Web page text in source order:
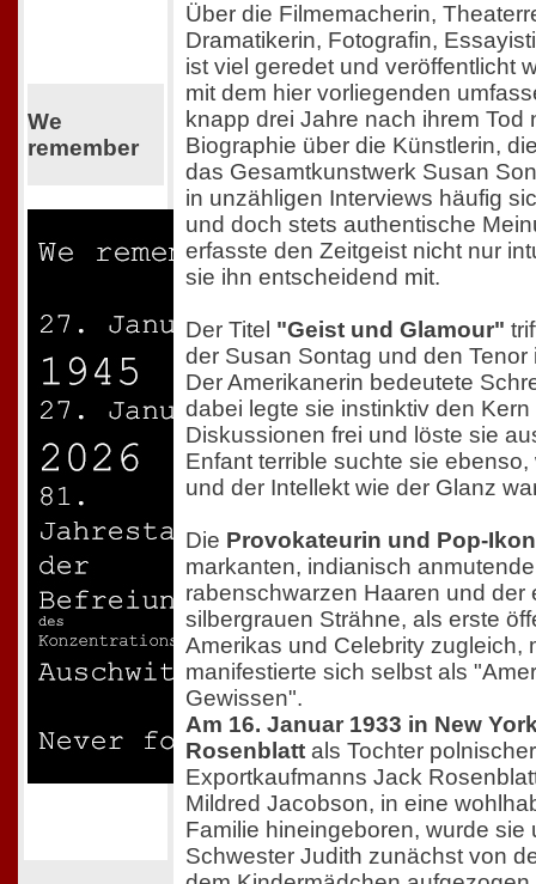
We
remember
Über die Filmemacherin,
Dramatikerin, Fotografin,
ist viel geredet und veröffentlicht
mit dem hier vorliegenden
knapp drei Jahre nach ihrem Tod
Biographie über die Künstlerin,
das Gesamtkunstwerk Susan
in unzähligen Interviews häufig
und doch stets authentische
erfasste den Zeitgeist nicht nur
sie ihn entscheidend mit.
Der Titel "Geist und Glamour"
der Susan Sontag und den
Der Amerikanerin bedeutete
dabei legte sie instinktiv den
Diskussionen frei und löste sie
Enfant terrible suchte sie
und der Intellekt wie der Glanz
Die Provokateurin und Pop-
markanten, indianisch
rabenschwarzen Haaren und der
silbergrauen Strähne, als erste
Amerikas und Celebrity zugleich,
manifestierte sich selbst als
Gewissen".
Am 16. Januar 1933 in New
Rosenblatt als Tochter
Exportkaufmanns Jack
Mildred Jacobson, in eine
Familie hineingeboren, wurde sie
Schwester Judith zunächst von